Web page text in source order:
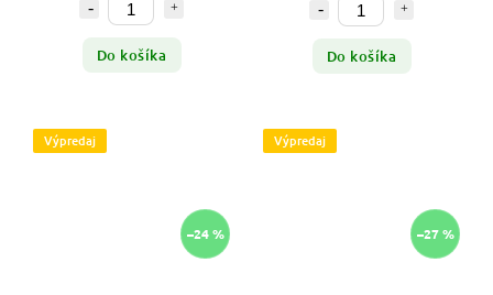
Do košíka Do košíka
Výpredaj
–24 %
Výpredaj
–27 %